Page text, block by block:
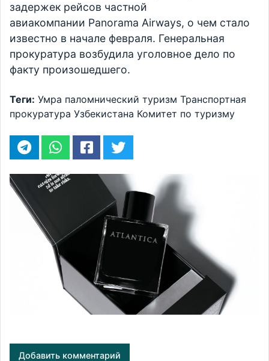
задержек рейсов частной
авиакомпании Panorama Airways, о чем стало
известно в начале февраля. Генеральная
прокуратура возбудила уголовное дело по
факту произошедшего.
Теги: Умра паломнический туризм Транспортная
прокуратура Узбекистана Комитет по туризму
Добавить комментарий